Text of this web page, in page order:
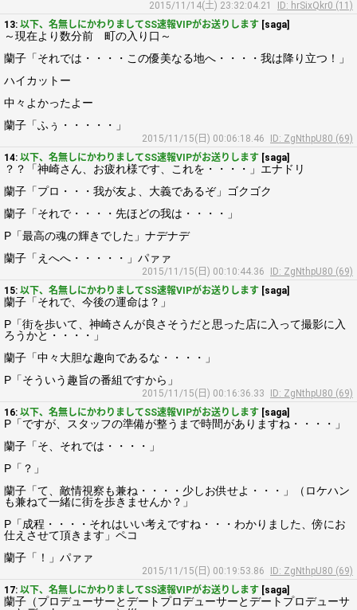
2015/11/14(土) 23:32:04.21
ID: hrSixQkr0 (11)
13: 以下、名無しにかわりましてSS速報VIPがお送りします [saga]
～現在より数分前 町の入り口～
蘭子「それでは・・・・この優美なる地へ・・・・我は降り立つ！」
ハイカットー
中々よかったよー
蘭子「ふぅ・・・・・」
2015/11/15(日) 00:06:18.46
ID: ZgNthpU80 (69)
14: 以下、名無しにかわりましてSS速報VIPがお送りします [saga]
？？「神崎さん、お疲れ様です、これを・・・・」エナドリ
蘭子「プロ・・・我が友よ、大義であるぞ」ゴクゴク
蘭子「それで・・・・先ほどの我は・・・・」
P「最高の魂の輝きでした」ナデナデ
蘭子「えへへ・・・・・」パァァ
2015/11/15(日) 00:10:44.36
ID: ZgNthpU80 (69)
15: 以下、名無しにかわりましてSS速報VIPがお送りします [saga]
蘭子「それで、今後の運命は？」
P「街を歩いて、神崎さんが良さそうだと思った店に入って撮影に入
ろうかと・・・・」
蘭子「中々大胆な趣向であるな・・・・」
P「そういう趣旨の番組ですから」
2015/11/15(日) 00:16:36.33
ID: ZgNthpU80 (69)
16: 以下、名無しにかわりましてSS速報VIPがお送りします [saga]
P「ですが、スタッフの準備が整うまで時間がありますね・・・・」
蘭子「そ、それでは・・・・」
P「？」
蘭子「て、敵情視察も兼ね・・・・少しお供せよ・・・」（ロケハン
も兼ねて一緒に街を歩きませんか？」
P「成程・・・・それはいい考えですね・・・わかりました、傍にお
仕えさせて頂きます」ペコ
蘭子「！」パァァ
2015/11/15(日) 00:19:53.86
ID: ZgNthpU80 (69)
17: 以下、名無しにかわりましてSS速報VIPがお送りします [saga]
蘭子（プロデューサーとデートプロデューサーとデートプロデューサ